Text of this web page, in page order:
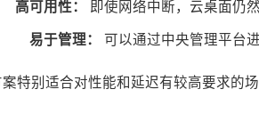
高可用性：
即使网络中断，云桌面仍
易于管理：
可以通过中央管理平台
特别适合对性能和延迟有较高要求的